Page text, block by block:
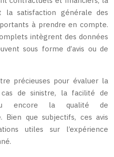
satisfaction générale des
à prendre en compte.
intègrent des données
sous forme d’avis ou de
précieuses pour évaluer la
cas de sinistre, la facilité de
encore la qualité de
Bien que subjectifs, ces avis
utiles sur l’expérience